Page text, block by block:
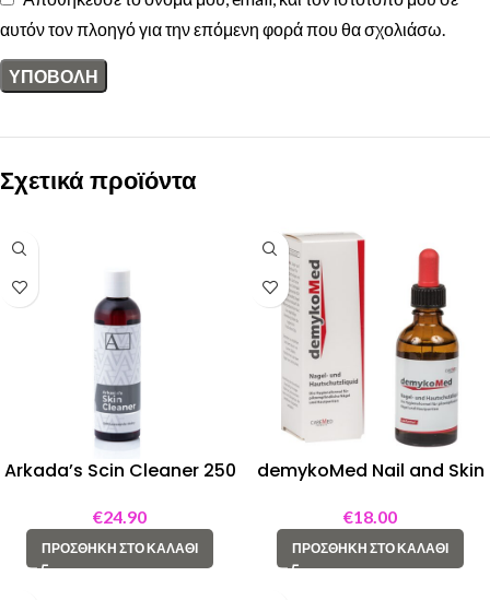
αυτόν τον πλοηγό για την επόμενη φορά που θα σχολιάσω.
Σχετικά προϊόντα
Arkada’s Scin Cleaner 250
€24.90
ΠΡΟΣΘΉΚΗ ΣΤΟ ΚΑΛΆΘΙ
demykoMed Nail and Skin
€18.00
ΠΡΟΣΘΉΚΗ ΣΤΟ ΚΑΛΆΘΙ